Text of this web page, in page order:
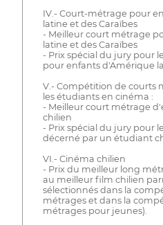
IV.- Court-métrage pour
latine et des Caraïbes
- Meilleur court métrage
latine et des Caraïbes
- Prix spécial du jury pour
pour enfants d'Amérique
V.- Compétition de courts
les étudiants en cinéma :
- Meilleur court métrage
chilien
- Prix spécial du jury pour
décerné par un étudiant
VI.- Cinéma chilien
- Prix du meilleur long
au meilleur film chilien
sélectionnés dans la
métrages et dans la
métrages pour jeunes).